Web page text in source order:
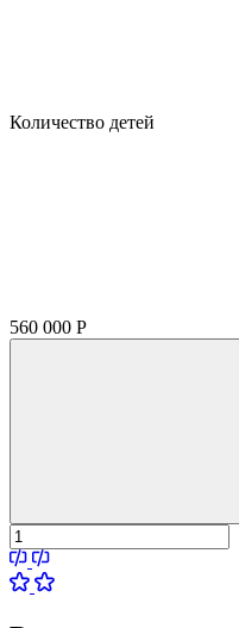
Количество детей
560 000 Р